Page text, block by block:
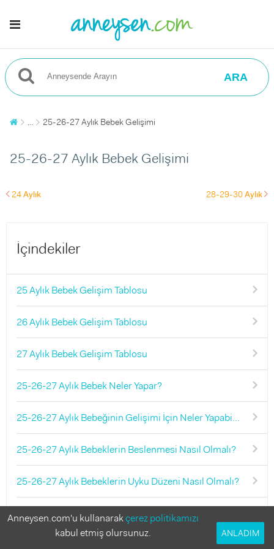
ARA
... 25-26-27 Aylık Bebek Gelişimi
25-26-27 Aylık Bebek Gelişimi
left 24Aylık 28-29-30Aylık right
İçindekiler
25 Aylık Bebek Gelişim Tablosu
26 Aylık Bebek Gelişim Tablosu
27 Aylık Bebek Gelişim Tablosu
25-26-27 Aylık Bebek Neler Yapar?
25-26-27 Aylık Bebeğinin Gelişimi İçin Neler Yapabilirsin?
25-26-27 Aylık Bebeklerin Beslenmesi Nasıl Olmalı?
25-26-27 Aylık Bebeklerin Uyku Düzeni Nasıl Olmalı?
25-26-27 Aylık Bebek Tuvalet Eğitimi İçin Hazır mıdır?
25-26-27 Aylık Bebek Hakkında Mutlaka Bilmen Gerekenler
Anneysen.com'u kullanarakçerez politikamızı
kabul etmiş olursunuz.
ANLADIM